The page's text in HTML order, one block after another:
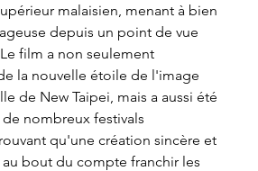
malaisien, menant à bien
depuis un point de vue
film a non seulement
la nouvelle étoile de l'image
de New Taipei, mais a aussi été
nombreux festivals
qu'une création sincère et
bout du compte franchir les